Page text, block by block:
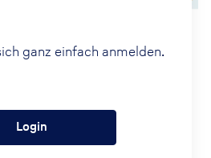
ganz einfach anmelden.
Login